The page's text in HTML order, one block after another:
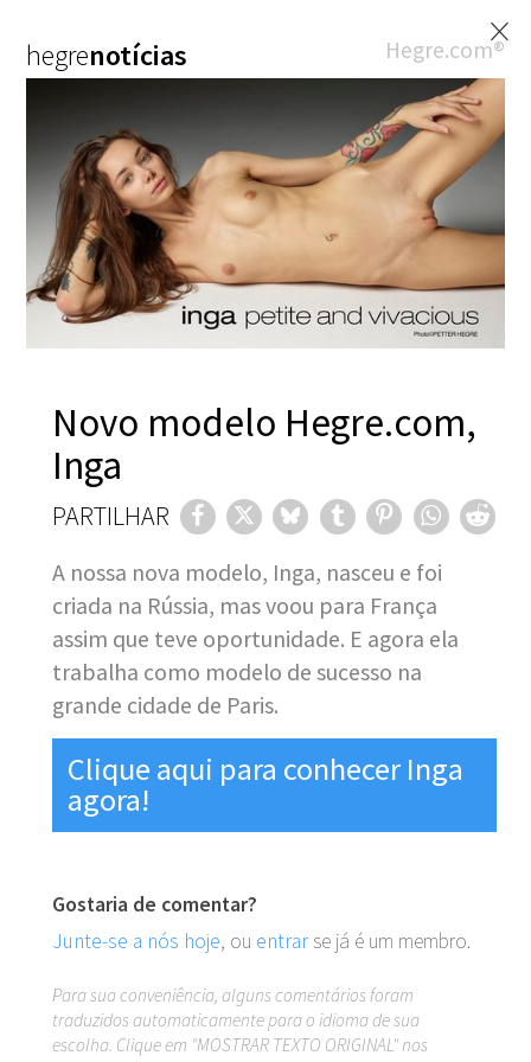
×
hegrenotícias Hegre.com®
Novo modelo Hegre.com,
Inga
PARTILHAR
A nossa nova modelo, Inga, nasceu e foi
criada na Rússia, mas voou para França
assim que teve oportunidade. E agora ela
trabalha como modelo de sucesso na
grande cidade de Paris.
Clique aqui para conhecer Inga
agora!
Gostaria de comentar?
Junte-se a nós hoje, ou entrar se já é um membro.
Para sua conveniência, alguns comentários foram
traduzidos automaticamente para o idioma de sua
escolha. Clique em "MOSTRAR TEXTO ORIGINAL" nos